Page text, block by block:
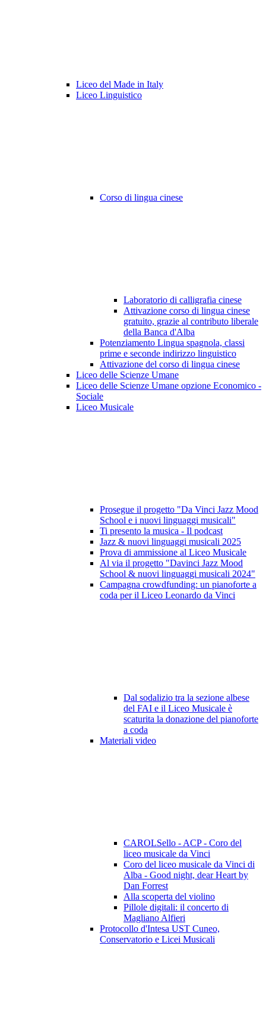
Liceo del Made in Italy
Liceo Linguistico
Corso di lingua cinese
Laboratorio di calligrafia cinese
Attivazione corso di lingua cinese
gratuito, grazie al contributo liberale
della Banca d'Alba
Potenziamento Lingua spagnola, classi
prime e seconde indirizzo linguistico
Attivazione del corso di lingua cinese
Liceo delle Scienze Umane
Liceo delle Scienze Umane opzione Economico -
Sociale
Liceo Musicale
Prosegue il progetto "Da Vinci Jazz Mood
School e i nuovi linguaggi musicali"
Ti presento la musica - Il podcast
Jazz & nuovi linguaggi musicali 2025
Prova di ammissione al Liceo Musicale
Al via il progetto "Davinci Jazz Mood
School & nuovi linguaggi musicali 2024"
Campagna crowdfunding: un pianoforte a
coda per il Liceo Leonardo da Vinci
Dal sodalizio tra la sezione albese
del FAI e il Liceo Musicale è
scaturita la donazione del pianoforte
a coda
Materiali video
CAROLSello - ACP - Coro del
liceo musicale da Vinci
Coro del liceo musicale da Vinci di
Alba - Good night, dear Heart by
Dan Forrest
Alla scoperta del violino
Pillole digitali: il concerto di
Magliano Alfieri
Protocollo d'Intesa UST Cuneo,
Conservatorio e Licei Musicali